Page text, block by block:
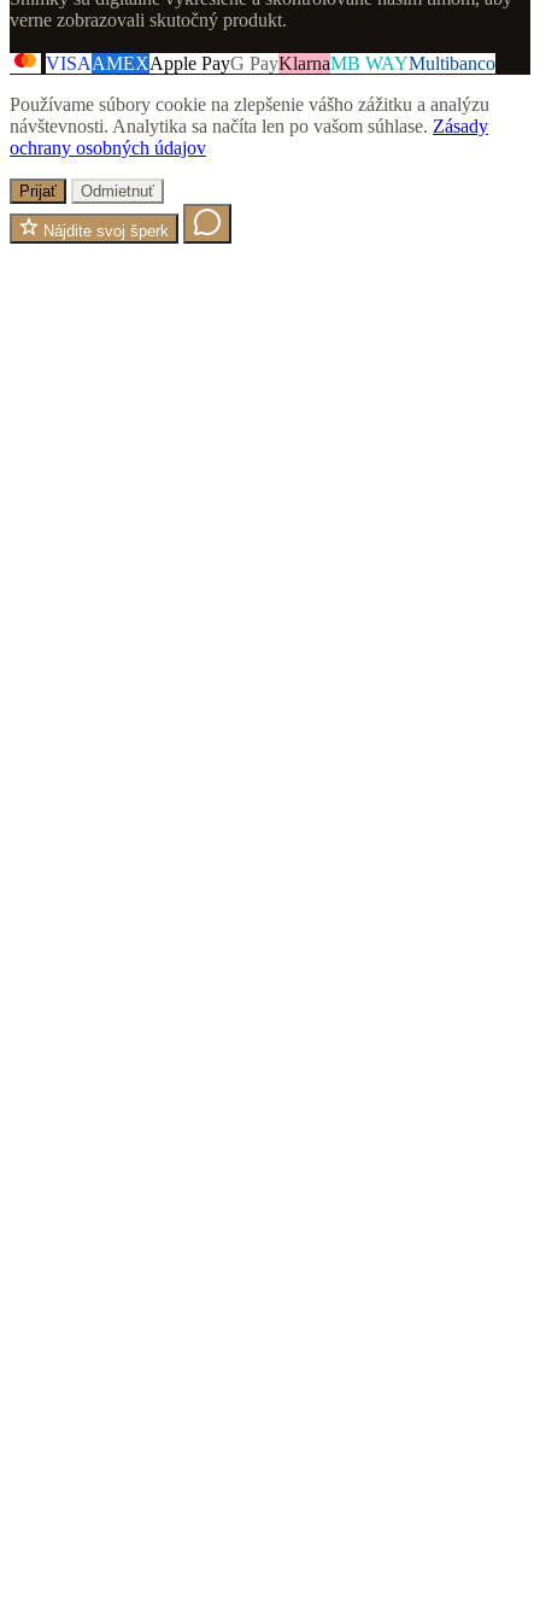
verne zobrazovali skutočný produkt.
VISAAMEXApple PayG PayKlarnaMB WAYMultibanco
Používame súbory cookie na zlepšenie vášho zážitku a analýzu
návštevnosti. Analytika sa načíta len po vašom súhlase. Zásady
ochrany osobných údajov
Prijať Odmietnuť
Nájdite svoj šperk